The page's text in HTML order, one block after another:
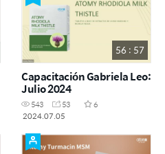
56 : 57
Capacitación Gabriela Leo:
Julio 2024
543 53
6
2024.07.05